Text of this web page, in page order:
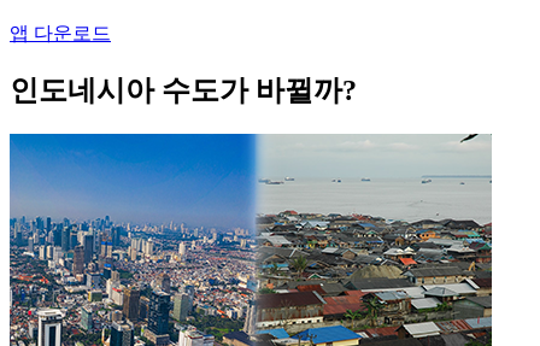
앱 다운로드
인도네시아 수도가 바뀔까?